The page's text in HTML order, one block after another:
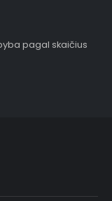
pagal skaičius